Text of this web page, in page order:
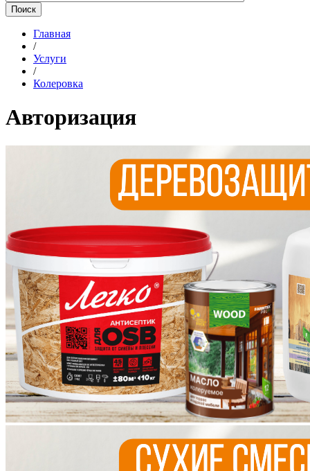
Главная
/
Услуги
/
Колеровка
Авторизация